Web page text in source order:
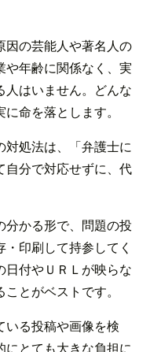
因の芸能人や著名人の
や年齢に関係なく、実
はいません。どんな
命を落とします。
対処法は、「弁護士に
自分で対応せずに、代
かる形で、問題の投
印刷して持参してく
日付やＵＲＬが映らな
とがベストです。
いる投稿や画像を検
とても大きな負担に